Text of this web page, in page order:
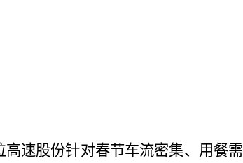
速股份针对春节车流密集、用餐需